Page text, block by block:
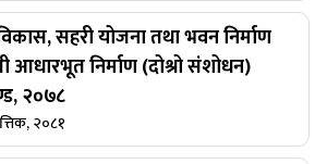
सहरी योजना तथा भवन निर्माण
आधारभूत निर्माण (दोश्रो संशोधन)
२०७८
२०८१